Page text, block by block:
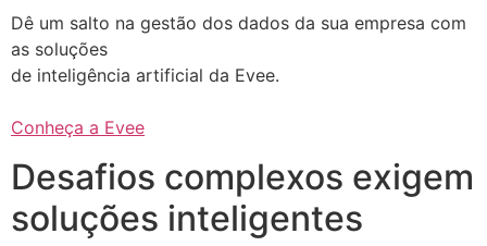
Dê um salto na gestão dos dados da sua empresa com
as soluções
de inteligência artificial da Evee.
Conheça a Evee
Desafios complexos exigem
soluções inteligentes